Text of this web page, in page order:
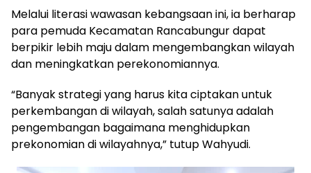
Melalui literasi wawasan kebangsaan ini, ia berharap
para pemuda Kecamatan Rancabungur dapat
berpikir lebih maju dalam mengembangkan wilayah
dan meningkatkan perekonomiannya.
“Banyak strategi yang harus kita ciptakan untuk
perkembangan di wilayah, salah satunya adalah
pengembangan bagaimana menghidupkan
prekonomian di wilayahnya,” tutup Wahyudi.